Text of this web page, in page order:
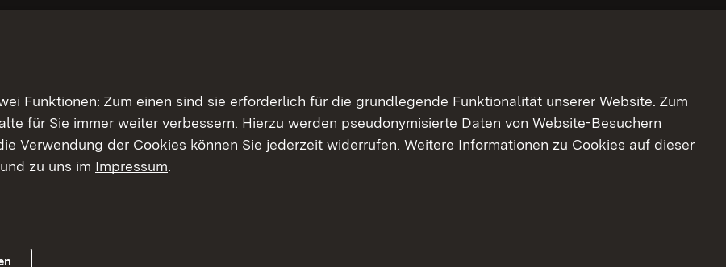
Funktionen: Zum einen sind sie erforderlich für die grundlegende Funktionalität unserer Website. Zum
für Sie immer weiter verbessern. Hierzu werden pseudonymisierte Daten von Website-Besuchern
Verwendung der Cookies können Sie jederzeit widerrufen. Weitere Informationen zu Cookies auf dieser
und zu uns im Impressum.